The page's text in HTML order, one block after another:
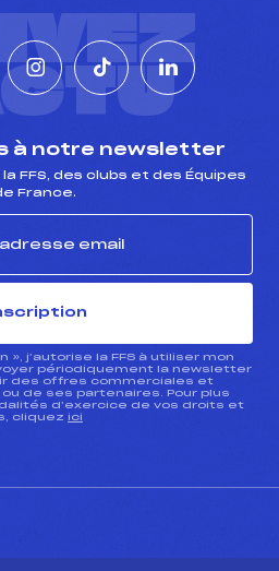
à notre newsletter
FFS, des clubs et des Équipes
France.
», j’autorise la FFS à utiliser mon
périodiquement la newsletter
des offres commerciales et
de ses partenaires. Pour plus
d’exercice de vos droits et
cliquez ici